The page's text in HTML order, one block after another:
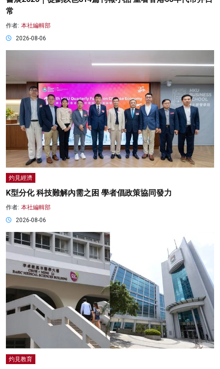
常
作者: 本社編輯部
2026-08-06
灼見經濟
K型分化 科技難解內需之困 學者倡政策協同發力
作者: 本社編輯部
2026-08-06
灼見教育